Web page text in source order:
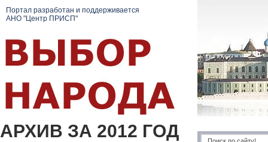
Портал разработан и поддерживается
АНО "Центр ПРИСП"
АРХИВ ЗА 2012 ГОД